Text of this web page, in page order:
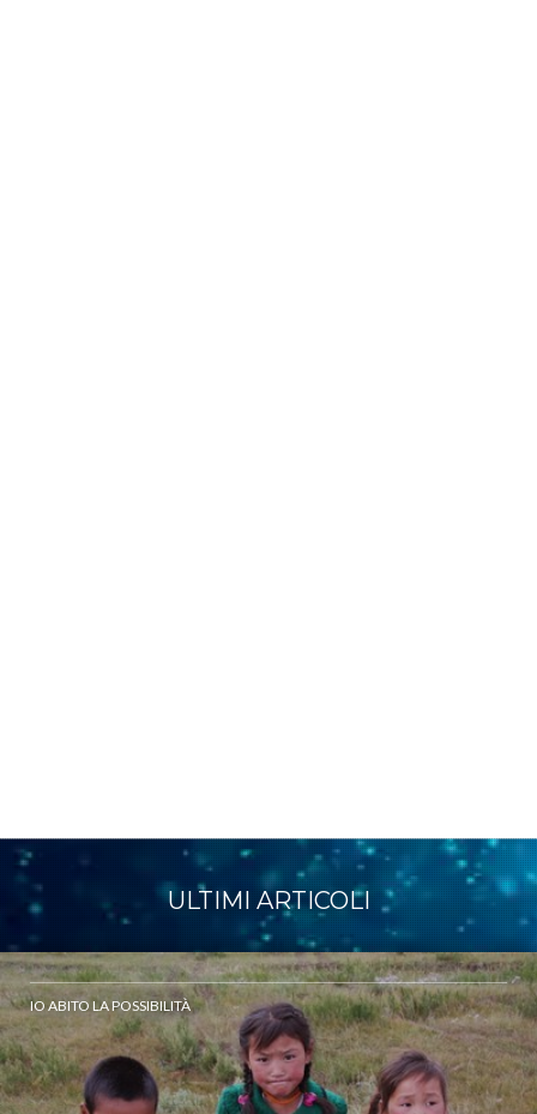
ULTIMI ARTICOLI
IO ABITO LA POSSIBILITÀ